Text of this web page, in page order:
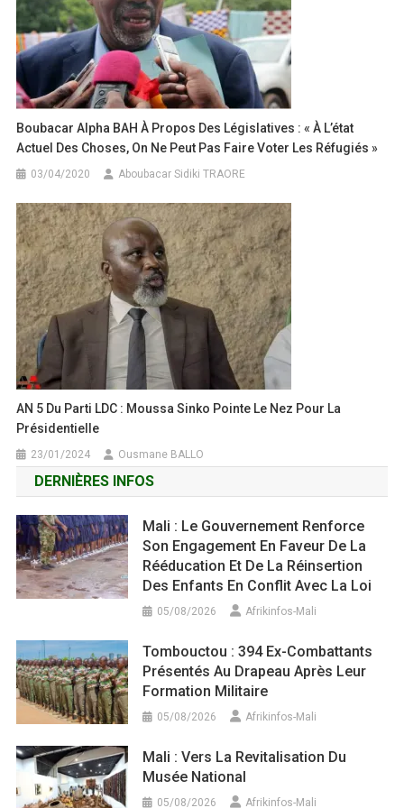
Boubacar Alpha BAH À Propos Des Législatives : « À L’état
Actuel Des Choses, On Ne Peut Pas Faire Voter Les Réfugiés »
03/04/2020 Aboubacar Sidiki TRAORE
AN 5 Du Parti LDC : Moussa Sinko Pointe Le Nez Pour La
Présidentielle
23/01/2024 Ousmane BALLO
DERNIÈRES INFOS
Mali : Le Gouvernement Renforce
Son Engagement En Faveur De La
Rééducation Et De La Réinsertion
Des Enfants En Conflit Avec La Loi
05/08/2026 Afrikinfos-Mali
Tombouctou : 394 Ex-Combattants
Présentés Au Drapeau Après Leur
Formation Militaire
05/08/2026 Afrikinfos-Mali
Mali : Vers La Revitalisation Du
Musée National
05/08/2026 Afrikinfos-Mali